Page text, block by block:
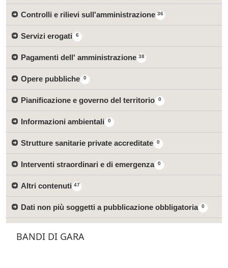
36
Controlli e rilievi sull'amministrazione
6
Servizi erogati
38
Pagamenti dell' amministrazione
0
Opere pubbliche
0
Pianificazione e governo del territorio
0
Informazioni ambientali
0
Strutture sanitarie private accreditate
0
Interventi straordinari e di emergenza
47
Altri contenuti
0
Dati non più soggetti a pubblicazione obbligatoria
BANDI DI GARA